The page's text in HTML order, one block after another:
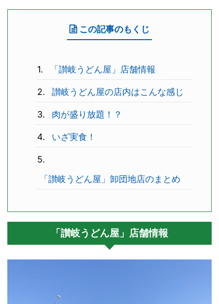
この記事のもくじ
「讃岐うどん屋」店舗情報
讃岐うどん屋の店内はこんな感じ
肉が盛り放題！？
いざ実食！
「讃岐うどん屋」卸団地店のまとめ
「讃岐うどん屋」店舗情報